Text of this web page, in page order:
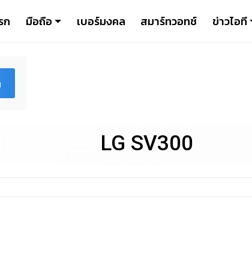
ก มือถือ เบอร์มงคล สมาร์ทวอทช์ ข่าวไอที
LG SV300